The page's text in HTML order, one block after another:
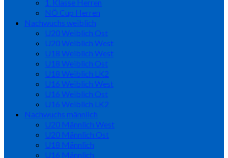
1. Klasse Herren
NÖ Cup Herren
Nachwuchs weiblich
U20 Weiblich Ost
U20 Weiblich West
U18 Weiblich West
U18 Weiblich Ost
U18 Weiblich LK2
U16 Weiblich West
U16 Weiblich Ost
U16 Weiblich LK2
Nachwuchs männlich
U20 Männlich West
U20 Männlich Ost
U18 Männlich
U16 Männlich